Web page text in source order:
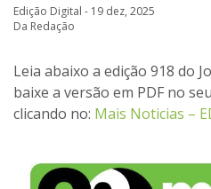
Edição Digital - 19 dez, 2025
Da Redação
Leia abaixo a edição 918 do
baixe a versão em PDF no
clicando no: Mais Noticias –